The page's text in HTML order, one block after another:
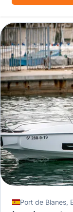
Port de Blanes,